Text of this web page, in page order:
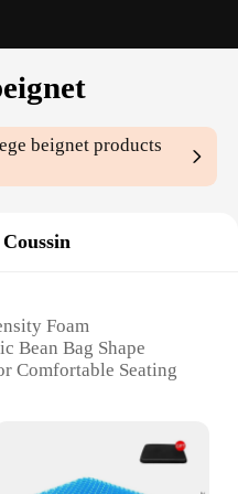
beignet products
Coussin
Foam
Bean Bag Shape
Comfortable Seating
Quantity: Available in